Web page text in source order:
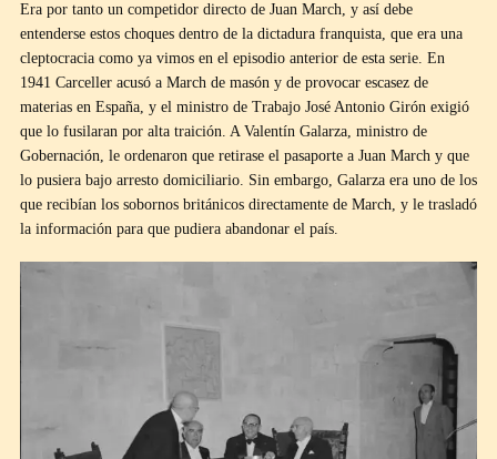
Era por tanto un competidor directo de Juan March, y así debe
entenderse estos choques dentro de la dictadura franquista, que era una
cleptocracia como ya vimos en el episodio anterior de esta serie. En
1941 Carceller acusó a March de masón y de provocar escasez de
materias en España, y el ministro de Trabajo José Antonio Girón exigió
que lo fusilaran por alta traición. A Valentín Galarza, ministro de
Gobernación, le ordenaron que retirase el pasaporte a Juan March y que
lo pusiera bajo arresto domiciliario. Sin embargo, Galarza era uno de los
que recibían los sobornos británicos directamente de March, y le trasladó
la información para que pudiera abandonar el país.